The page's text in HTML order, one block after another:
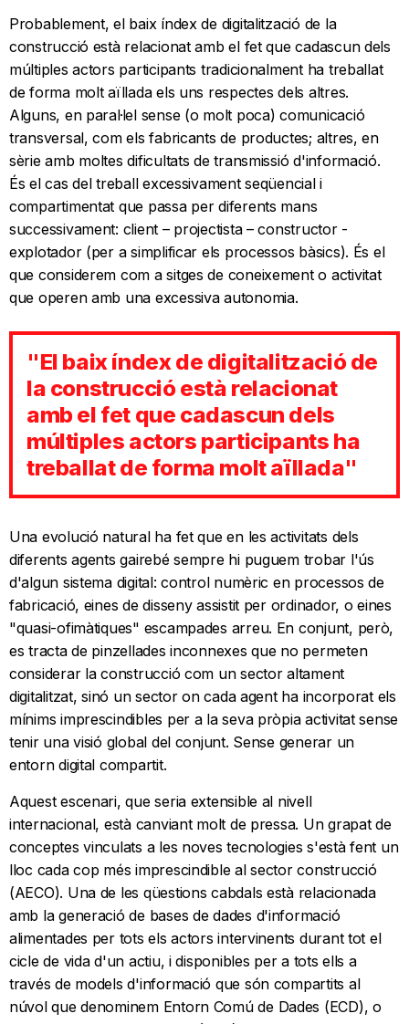
Probablement, el baix índex de digitalització de la
construcció està relacionat amb el fet que cadascun dels
múltiples actors participants tradicionalment ha treballat
de forma molt aïllada els uns respectes dels altres.
Alguns, en paral·lel sense (o molt poca) comunicació
transversal, com els fabricants de productes; altres, en
sèrie amb moltes dificultats de transmissió d'informació.
És el cas del treball excessivament seqüencial i
compartimentat que passa per diferents mans
successivament: client – projectista – constructor -
explotador (per a simplificar els processos bàsics). És el
que considerem com a sitges de coneixement o activitat
que operen amb una excessiva autonomia.
"El baix índex de digitalització de
la construcció està relacionat
amb el fet que cadascun dels
múltiples actors participants ha
treballat de forma molt aïllada"
Una evolució natural ha fet que en les activitats dels
diferents agents gairebé sempre hi puguem trobar l'ús
d'algun sistema digital: control numèric en processos de
fabricació, eines de disseny assistit per ordinador, o eines
"quasi-ofimàtiques" escampades arreu. En conjunt, però,
es tracta de pinzellades inconnexes que no permeten
considerar la construcció com un sector altament
digitalitzat, sinó un sector on cada agent ha incorporat els
mínims imprescindibles per a la seva pròpia activitat sense
tenir una visió global del conjunt. Sense generar un
entorn digital compartit.
Aquest escenari, que seria extensible al nivell
internacional, està canviant molt de pressa. Un grapat de
conceptes vinculats a les noves tecnologies s'està fent un
lloc cada cop més imprescindible al sector construcció
(AECO). Una de les qüestions cabdals està relacionada
amb la generació de bases de dades d'informació
alimentades per tots els actors intervinents durant tot el
cicle de vida d'un actiu, i disponibles per a tots ells a
través de models d'informació que són compartits al
núvol que denominem Entorn Comú de Dades (ECD), o